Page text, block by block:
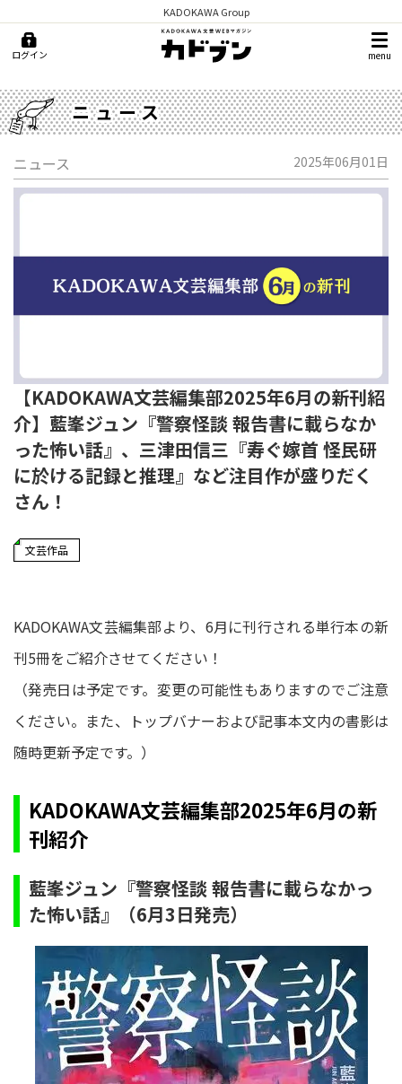
KADOKAWA Group
ログイン menu
ニュース
ニュース 2025年06月01日
【KADOKAWA文芸編集部2025年6月の新刊紹
介】藍峯ジュン『警察怪談 報告書に載らなか
った怖い話』、三津田信三『寿ぐ嫁首 怪民研
に於ける記録と推理』など注目作が盛りだく
さん！
文芸作品
KADOKAWA文芸編集部より、6月に刊行される単行本の新
刊5冊をご紹介させてください！
（発売日は予定です。変更の可能性もありますのでご注意
ください。また、トップバナーおよび記事本文内の書影は
随時更新予定です。）
KADOKAWA文芸編集部2025年6月の新
刊紹介
藍峯ジュン『警察怪談 報告書に載らなかっ
た怖い話』（6月3日発売）